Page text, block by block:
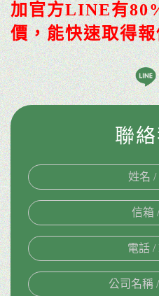
加官方LINE有
價，能快速取得
聯